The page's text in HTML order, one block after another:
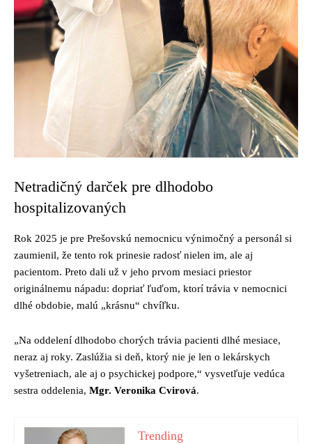
Netradičný darček pre dlhodobo
hospitalizovaných
Rok 2025 je pre Prešovskú nemocnicu výnimočný a personál si
zaumienil, že tento rok prinesie radosť nielen im, ale aj
pacientom. Preto dali už v jeho prvom mesiaci priestor
originálnemu nápadu: dopriať ľuďom, ktorí trávia v nemocnici
dlhé obdobie, malú „krásnu“ chvíľku.
„Na oddelení dlhodobo chorých trávia pacienti dlhé mesiace,
neraz aj roky. Zaslúžia si deň, ktorý nie je len o lekárskych
vyšetreniach, ale aj o psychickej podpore,“ vysvetľuje vedúca
sestra oddelenia, Mgr. Veronika Cvirová.
Trending